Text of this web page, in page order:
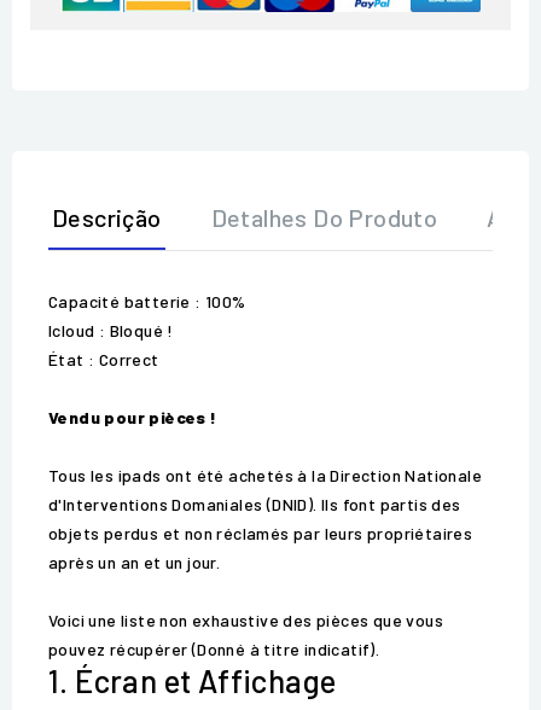
Descrição Detalhes Do Produto
Capacité batterie : 100%
Icloud : Bloqué !
État : Correct
Vendu pour pièces !
Tous les ipads ont été achetés à la Direction Nationale
d'Interventions Domaniales (DNID). Ils font partis des
objets perdus et non réclamés par leurs propriétaires
après un an et un jour.
Voici une liste non exhaustive des pièces que vous
pouvez récupérer (Donné à titre indicatif).
1. Écran et Affichage